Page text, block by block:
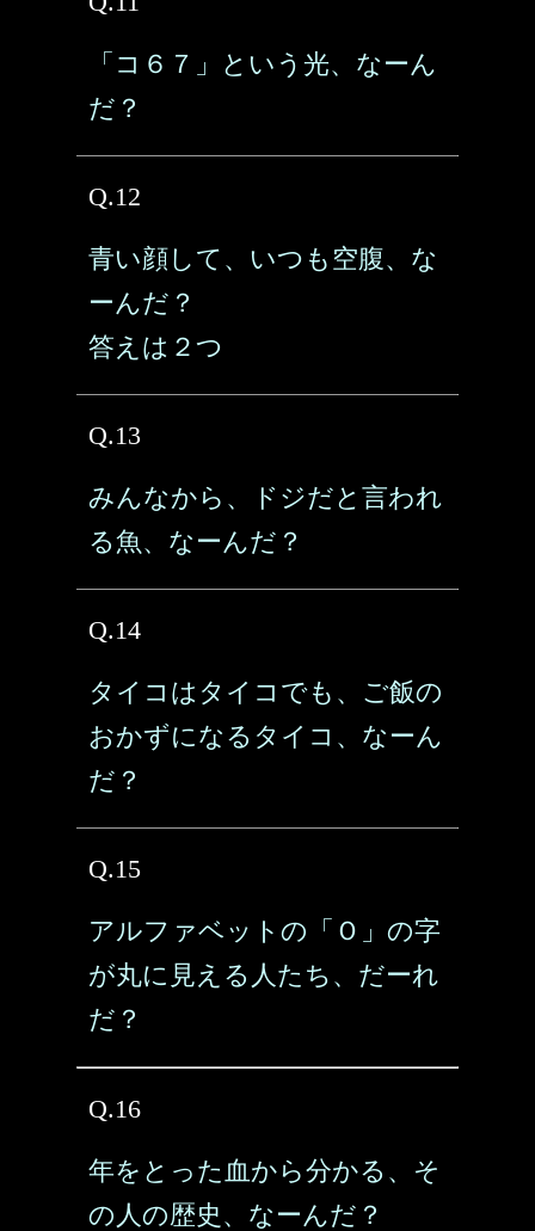
「コ６７」という光、なーん
だ？
Q.12
青い顔して、いつも空腹、な
ーんだ？
答えは２つ
Q.13
みんなから、ドジだと言われ
る魚、なーんだ？
Q.14
タイコはタイコでも、ご飯の
おかずになるタイコ、なーん
だ？
Q.15
アルファベットの「Ｏ」の字
が丸に見える人たち、だーれ
だ？
Q.16
年をとった血から分かる、そ
の人の歴史、なーんだ？